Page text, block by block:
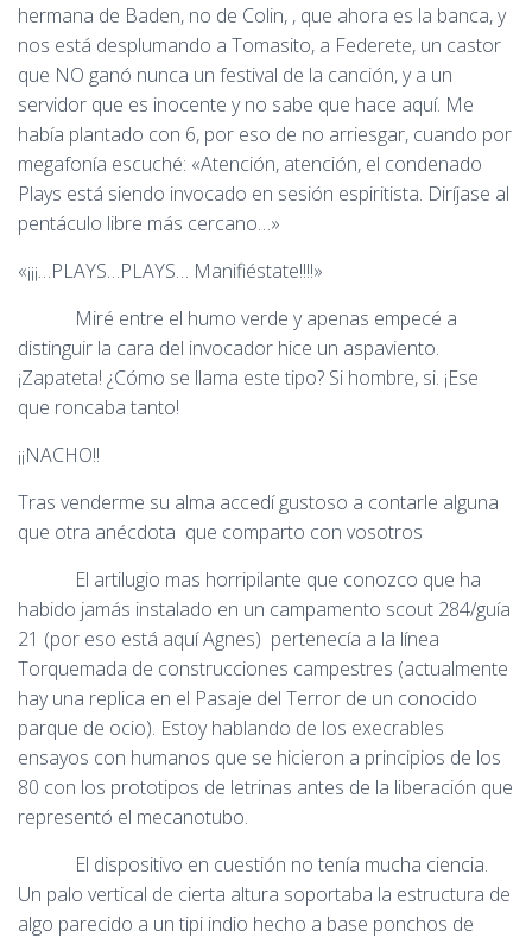
hermana de Baden, no de Colin, , que ahora es la banca, y
nos está desplumando a Tomasito, a Federete, un castor
que NO ganó nunca un festival de la canción, y a un
servidor que es inocente y no sabe que hace aquí. Me
había plantado con 6, por eso de no arriesgar, cuando por
megafonía escuché: «Atención, atención, el condenado
Plays está siendo invocado en sesión espiritista. Diríjase al
pentáculo libre más cercano…»
«¡¡¡…PLAYS…PLAYS… Manifiéstate!!!!»
Miré entre el humo verde y apenas empecé a
distinguir la cara del invocador hice un aspaviento.
¡Zapateta! ¿Cómo se llama este tipo? Si hombre, si. ¡Ese
que roncaba tanto!
¡¡NACHO!!
Tras venderme su alma accedí gustoso a contarle alguna
que otra anécdota que comparto con vosotros
El artilugio mas horripilante que conozco que ha
habido jamás instalado en un campamento scout 284/guía
21 (por eso está aquí Agnes) pertenecía a la línea
Torquemada de construcciones campestres (actualmente
hay una replica en el Pasaje del Terror de un conocido
parque de ocio). Estoy hablando de los execrables
ensayos con humanos que se hicieron a principios de los
80 con los prototipos de letrinas antes de la liberación que
representó el mecanotubo.
El dispositivo en cuestión no tenía mucha ciencia.
Un palo vertical de cierta altura soportaba la estructura de
algo parecido a un tipi indio hecho a base ponchos de